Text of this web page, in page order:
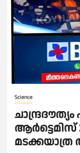
Science
ആര്‍ട്ടെമിസ്
മടക്കയാത്ര